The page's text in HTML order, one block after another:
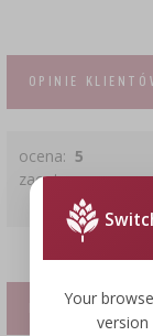
OPINIE
ocena: 5
zaontowany
PLIKIYour